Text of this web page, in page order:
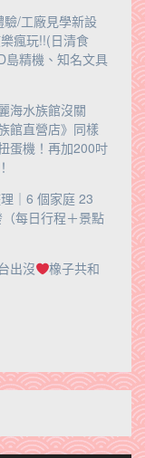
/工廠見學新設
瘋玩!!(日清食
島精機、知名文具
海水族館沒關
館直營店》同樣
蛋機！再加200吋
｜6 個家庭 23
每日行程＋景點
出沒
橡子共和